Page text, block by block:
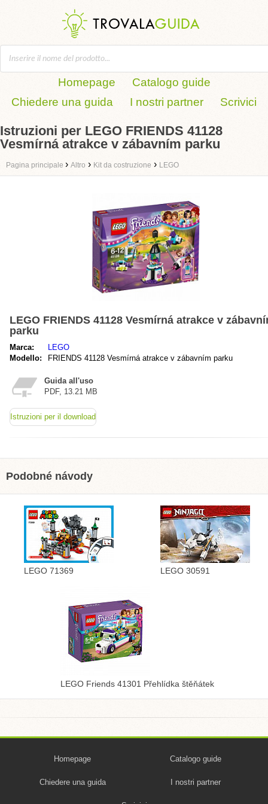
Homepage
Catalogo guide
Chiedere una guida
I nostri partner Scrivici
Istruzioni per LEGO FRIENDS 41128
Vesmírná atrakce v zábavním parku
Pagina principale › Altro › Kit da costruzione › LEGO
LEGO FRIENDS 41128 Vesmírná atrakce v
parku
Marca:
LEGO
Modello:
FRIENDS 41128 Vesmírná atrakce v zábavním parku
Guida all'uso
PDF, 13.21 MB
Istruzioni per il download
Podobné návody
LEGO 71369 LEGO 30591
LEGO Friends 41301 Přehlídka štěňátek
Homepage Catalogo guide
Chiedere una guida I nostri partner